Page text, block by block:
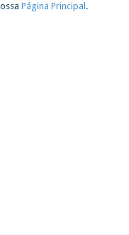
Página Principal .